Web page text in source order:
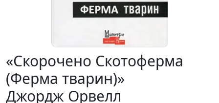
«Скорочено Скотоферма
(Ферма тварин)»
Джордж Орвелл